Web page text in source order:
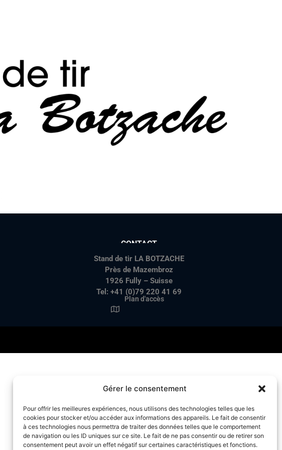
Gérer le consentement
Pour offrir les meilleures expériences, nous utilisons des technologies telles que les
cookies pour stocker et/ou accéder aux informations des appareils. Le fait de consentir
à ces technologies nous permettra de traiter des données telles que le comportement
de navigation ou les ID uniques sur ce site. Le fait de ne pas consentir ou de retirer son
consentement peut avoir un effet négatif sur certaines caractéristiques et fonctions.
CONTACT
Stand de tir LA BOTZACHE
Près de Mazembroz
1926 Fully – Suisse
Tel: +41 (0)79 220 41 69
Plan d'accès